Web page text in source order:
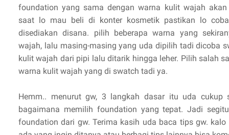
foundation yang sama dengan warna kulit wajah
saat lo mau beli di konter kosmetik pastikan lo
disediakan disana. pilih beberapa warna yang
wajah, lalu masing-masing yang uda dipilih tadi dicoba
kulit wajah dari pipi lalu ditarik hingga leher. Pilih salah
warna kulit wajah yang di swatch tadi ya.
Hemm.. menurut gw, 3 langkah dasar itu uda cukup
bagaimana memilih foundation yang tepat. Jadi
foundation dari gw. Terima kasih uda baca tips gw.